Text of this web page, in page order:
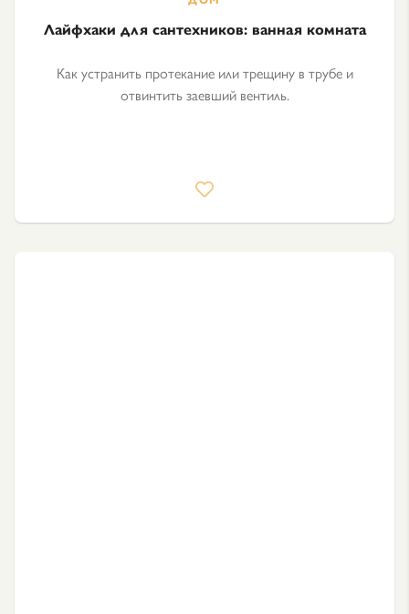
Лайфхаки для сантехников: ванная комната
Как устранить протекание или трещину в трубе и
отвинтить заевший вентиль.